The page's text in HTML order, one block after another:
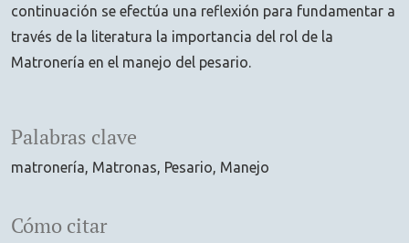
Palabras clave
matronería Matronas Pesario Manejo
Cómo citar
continuación se efectúa una reflexión para fundamentar a
través de la literatura la importancia del rol de la
Matronería en el manejo del pesario.